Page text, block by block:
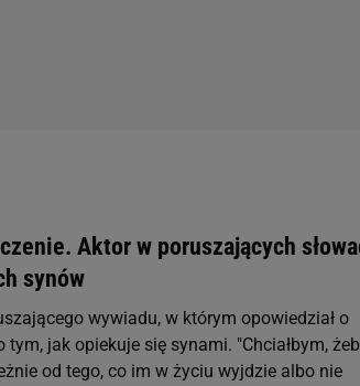
Aktor w poruszających
synów
wywiadu, w którym opowiedział o
jak opiekuje się synami. "Chciałbym,
od tego, co im w życiu wyjdzie albo nie